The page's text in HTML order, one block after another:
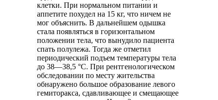
клетки. При нормальном питании и
аппетите похудел на 15 кг, что ничем не
мог объяснить. В дальнейшем одышка
стала появляться в горизонтальном
положении тела, что вынудило пациента
спать полулежа. Тогда же отметил
периодический подъем температуры тела
до 38—38,5 °С. При рентгенологическом
обследовании по месту жительства
обнаружено большое образование левого
гемиторакса, сдавливающее и смещающее